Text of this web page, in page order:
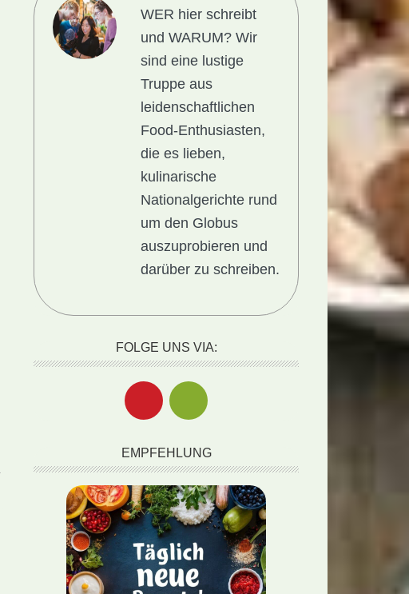
WER hier schreibt
und WARUM?Wir
sind eine lustige
Truppe aus
leidenschaftlichen
Food-Enthusiasten,
die es lieben,
kulinarische
Nationalgerichte rund
um den Globus
auszuprobieren und
darüber zu schreiben.
FOLGE UNS VIA:
EMPFEHLUNG